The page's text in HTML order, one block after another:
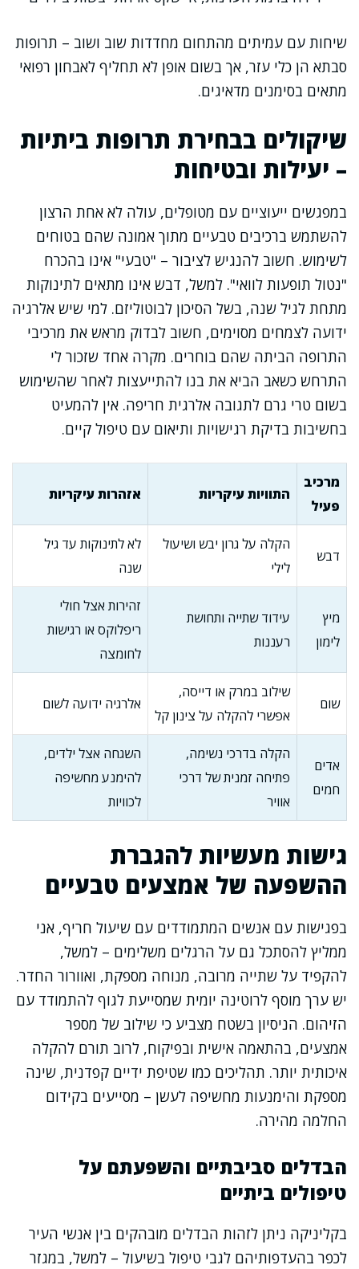
שיחות עם עמיתים מהתחום מחדדות שוב ושוב – תרופות
סבתא הן כלי עזר, אך בשום אופן לא תחליף לאבחון רפואי
מתאים בסימנים מדאיגים.
שיקולים בבחירת תרופות ביתיות
– יעילות ובטיחות
במפגשים ייעוציים עם מטופלים, עולה לא אחת הרצון
להשתמש ברכיבים טבעיים מתוך אמונה שהם בטוחים
לשימוש. חשוב להנגיש לציבור – "טבעי" אינו בהכרח
"נטול תופעות לוואי". למשל, דבש אינו מתאים לתינוקות
מתחת לגיל שנה, בשל הסיכון לבוטוליזם. למי שיש אלרגיה
ידועה לצמחים מסוימים, חשוב לבדוק מראש את מרכיבי
התרופה הביתה שהם בוחרים. מקרה אחד שזכור לי
התרחש כשאב הביא את בנו להתייעצות לאחר שהשימוש
בשום טרי גרם לתגובה אלרגית חריפה. אין להמעיט
בחשיבות בדיקת רגישויות ותיאום עם טיפול קיים.
מרכיב
פעיל
התוויות עיקריות אזהרות עיקריות
דבש
הקלה על גרון יבש ושיעול
לילי
לא לתינוקות עד גיל
שנה
מיץ
לימון
עידוד שתייה ותחושת
רעננות
זהירות אצל חולי
ריפלוקס או רגישות
לחומצה
שום
שילוב במרק או דייסה,
אפשרי להקלה על צינון קל
אלרגיה ידועה לשום
אדים
חמים
הקלה בדרכי נשימה,
פתיחה זמנית של דרכי
אוויר
השגחה אצל ילדים,
להימנע מחשיפה
לכוויות
גישות מעשיות להגברת
ההשפעה של אמצעים טבעיים
בפגישות עם אנשים המתמודדים עם שיעול חריף, אני
ממליץ להסתכל גם על הרגלים משלימים – למשל,
להקפיד על שתייה מרובה, מנוחה מספקת, ואוורור החדר.
יש ערך מוסף לרוטינה יומית שמסייעת לגוף להתמודד עם
הזיהום. הניסיון בשטח מצביע כי שילוב של מספר
אמצעים, בהתאמה אישית ובפיקוח, לרוב תורם להקלה
איכותית יותר. תהליכים כמו שטיפת ידיים קפדנית, שינה
מספקת והימנעות מחשיפה לעשן – מסייעים בקידום
החלמה מהירה.
הבדלים סביבתיים והשפעתם על
טיפולים ביתיים
בקליניקה ניתן לזהות הבדלים מובהקים בין אנשי העיר
לכפר בהעדפותיהם לגבי טיפול בשיעול – למשל, במגזר